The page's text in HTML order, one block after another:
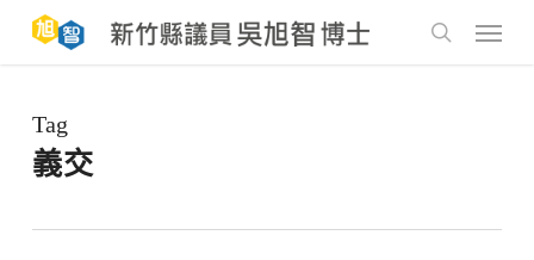
main
Menu
Tag
義交